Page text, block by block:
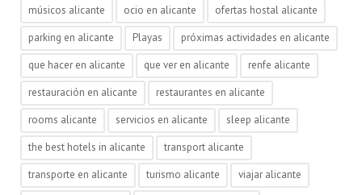
músicos alicante
ocio en alicante
ofertas hostal alicante
parking en alicante
Playas
próximas actividades en alicante
que hacer en alicante
que ver en alicante
renfe alicante
restauración en alicante
restaurantes en alicante
rooms alicante
servicios en alicante
sleep alicante
the best hotels in alicante
transport alicante
transporte en alicante
turismo alicante
viajar alicante